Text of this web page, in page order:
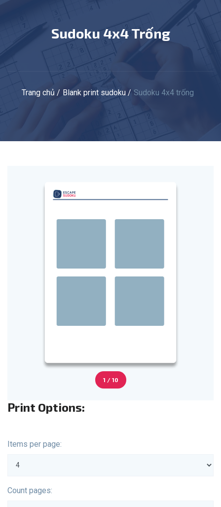
Sudoku 4x4 Trống
Trang chủ Blank print sudoku Sudoku 4x4 trống
1 / 10
Print Options:
Items per page:
Count pages: